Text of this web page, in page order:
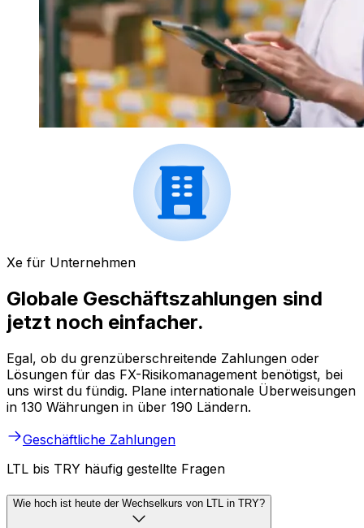
Xe für Unternehmen
Globale Geschäftszahlungen sind
jetzt noch einfacher.
Egal, ob du grenzüberschreitende Zahlungen oder
Lösungen für das FX-Risikomanagement benötigst, bei
uns wirst du fündig. Plane internationale Überweisungen
in 130 Währungen in über 190 Ländern.
Geschäftliche Zahlungen
LTL bis TRY häufig gestellte Fragen
Wie hoch ist heute der Wechselkurs von LTL in TRY?